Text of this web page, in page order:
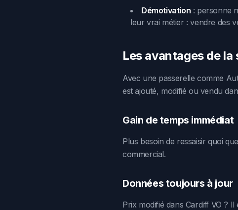
Démotivation : personne
leur vrai métier : vendre des
Les avantages de
Avec une passerelle comme
est ajouté, modifié ou vendu
Gain de temps immédiat
Plus besoin de ressaisir quoi
commercial.
Données toujours à jour
Prix modifié dans Cardiff VO ?